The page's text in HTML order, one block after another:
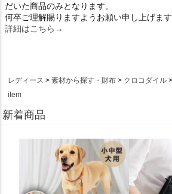
だいた商品のみとなります。
何卒ご理解賜りますようお願い申し上げます
詳細はこちら→
レディース 素材から探す・財布 クロコダイル
item
新着商品